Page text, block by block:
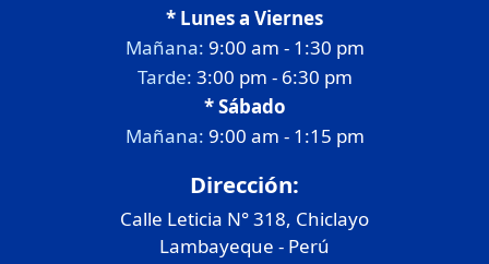
* Lunes a Viernes
Mañana: 9:00 am - 1:30 pm
Tarde: 3:00 pm - 6:30 pm
* Sábado
Mañana: 9:00 am - 1:15 pm
Dirección:
Calle Leticia N° 318, Chiclayo
Lambayeque - Perú